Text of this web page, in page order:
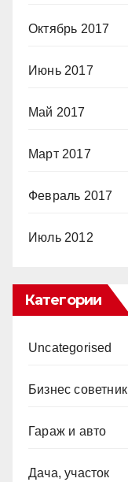
Октябрь 2017
Июнь 2017
Май 2017
Март 2017
Февраль 2017
Июль 2012
Категории
Uncategorised
Бизнес советник
Гараж и авто
Дача, участок